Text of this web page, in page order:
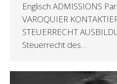
Englisch ADMISSIONS
VAROQUIER
STEUERRECHT
Steuerrecht des…